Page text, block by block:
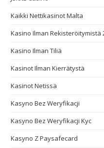
Kaikki Nettikasinot Malta
Kasino Ilman Rekisteröitymistä
Kasino Ilman Tiliä
Kasinot Ilman Kierrätystä
Kasinot Netissä
Kasyno Bez Weryfikacji
Kasyno Bez Weryfikacji Kyc
Kasyno Z Paysafecard